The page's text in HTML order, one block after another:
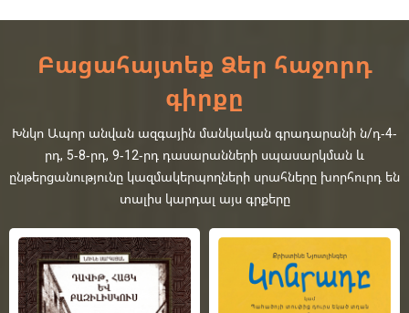
Բացահայտեք Ձեր հաջորդ
գիրքը
Խնկո Ապոր անվան ազգային մանկական գրադարանի ն/դ-4-
րդ, 5-8-րդ, 9-12-րդ դասարանների սպասարկման և
ընթերցանությունը կազմակերպողների սրահները խորհուրդ են
տալիս կարդալ այս գրքերը